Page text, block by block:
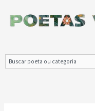
para
Search